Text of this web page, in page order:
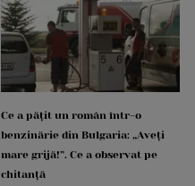
Ce a pățit un român într-o
benzinărie din Bulgaria: „Aveți
mare grijă!”. Ce a observat pe
chitanță